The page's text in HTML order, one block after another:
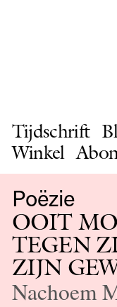
Tijdschrift
Winkel
Poëzie
OOIT
TEGEN
ZIJN
Nachoem